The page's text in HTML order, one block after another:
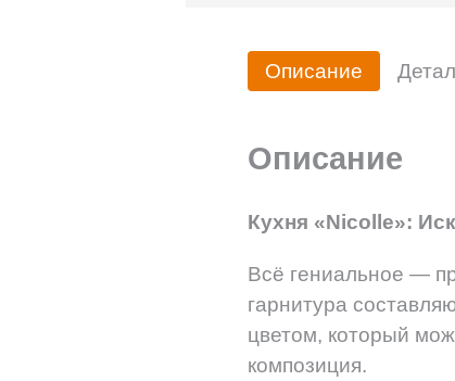
Описание
Описание
Кухня «Nicolle»:
Всё гениальное —
гарнитура
цветом, который
композиция.